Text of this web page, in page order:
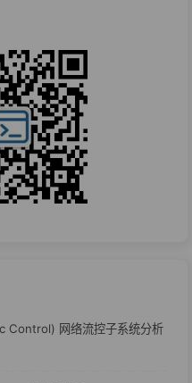
Control) 网络流控子系统分析